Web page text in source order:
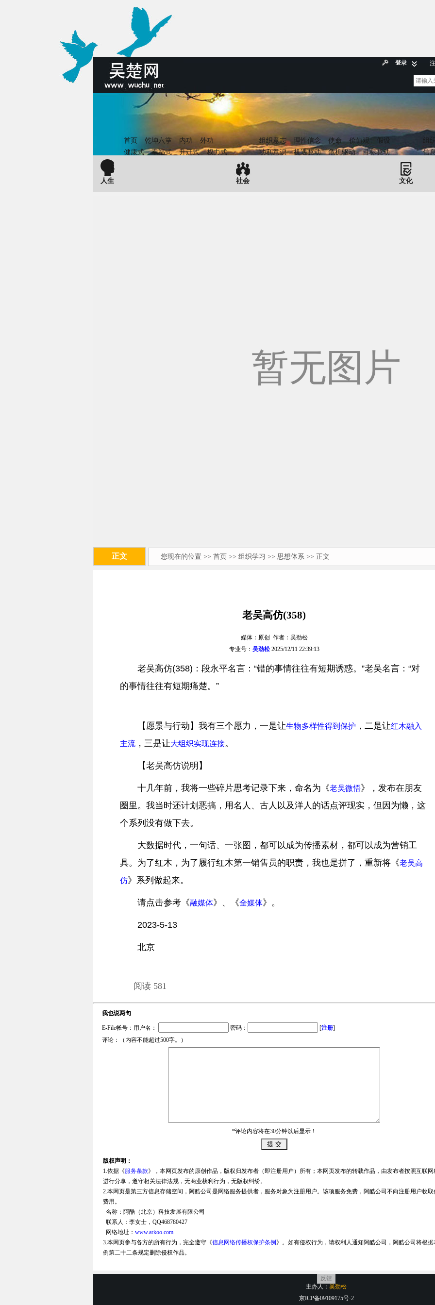
登录
人生
首页 乾坤六掌 内功
外功
健康式
幸福式 升迁式 权力式
社会
组织意志 理性信念 使命 价值观
假设
功利意识
机遇驱动 危机驱动 目标驱动
文化
组
信
正文 您现在的位置 >> 首页 >> 组织学习 >> 思想体系 >> 正文
老吴高仿(358)
媒体：原创 作者：吴劲松
专业号： 吴劲松2025/12/11 22:39:13
老吴高仿(358)：段永平名言：“错的事情往往有短期诱惑。”老吴名言：“对
的事情往往有短期痛楚。”
【愿景与行动】我有三个愿力，一是让生物多样性得到保护 ，二是让红木融入
主流 ，三是让大组织实现连接。
【老吴高仿说明】
十几年前，我将一些碎片思考记录下来，命名为《老吴微悟》，发布在朋友
圈里。我当时还计划恶搞，用名人、古人以及洋人的话点评现实，但因为懒，这
个系列没有做下去。
大数据时代，一句话、一张图，都可以成为传播素材，都可以成为营销工
具。为了红木，为了履行红木第一销售员的职责，我也是拼了，重新将《老吴高
仿》系列做起来。
请点击参考《融媒体》、《全媒体》。
2023-5-13
北京
阅读 581
我也说两句
E-File帐号：用户名： 密码： [注册]
评论：（内容不能超过500字。）
*评论内容将在30分钟以后显示！
版权声明：
1.依据《服务条款》，本网页发布的原创作品，版权归发布者（即注册用户）所有；本网页发布的转载作品，由发布者按照互联网
进行分享，遵守相关法律法规，无商业获利行为，无版权纠纷。
2.本网页是第三方信息存储空间，阿酷公司是网络服务提供者，服务对象为注册用户。该项服务免费，阿酷公司不向注册用户收取
费用。
名称：阿酷（北京）科技发展有限公司
联系人：李女士，QQ468780427
网络地址： www.arkoo.com
3.本网页参与各方的所有行为，完全遵守《信息网络传播权保护条例》。如有侵权行为，请权利人通知阿酷公司，阿酷公司将根据
例第二十二条规定删除侵权作品。
主办人： 吴劲松
京ICP备09109175号-2
反馈